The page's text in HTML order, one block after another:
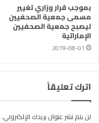
بموجب قرار وزاري تغيير
مسمى جمعية الصحفيين
ليصبح جمعية الصحفيين
الإماراتية
2019-08-01
اترك تعليقاً
لن يتم نشر عنوان بريدك الإلكتروني.